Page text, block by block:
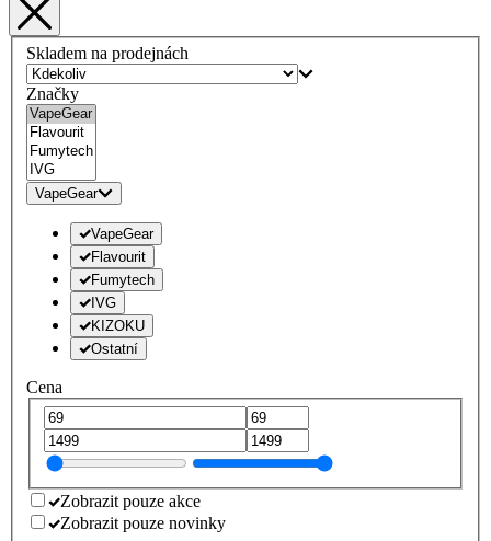
Skladem na prodejnách
Značky
VapeGear
VapeGear
Flavourit
Fumytech
IVG
KIZOKU
Ostatní
Cena
Zobrazit pouze akce
Zobrazit pouze novinky